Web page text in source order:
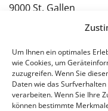
Um Ihnen ein optimales
wie Cookies, um
zuzugreifen. Wenn Sie
Daten wie das
verarbeiten. Wenn Sie Ihre
können bestimmte
9000 St. Gallen
Tel.: 071 228 09 09
Bewerbung St. Gallen
Vakanzmeldung St.